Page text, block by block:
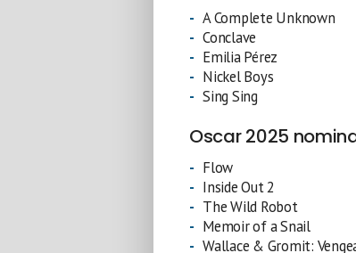
A Complete Unknown
Conclave
Emilia Pérez
Nickel Boys
Sing Sing
Oscar 2025
Flow
Inside Out 2
The Wild Robot
Memoir of a Snail
Wallace & Gromit: